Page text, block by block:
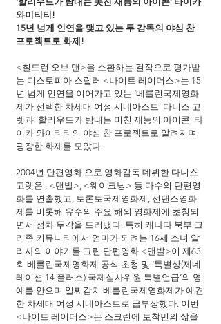
와이티티!
15년 넘게 인연을 맺고 있는 두 감독의 야심 찬
프로젝트로 화제!
<칠드런 오브 맨>을 소환하는 걸작으로 평가받
는 디스토피아 스릴러 <나이트 레이더스>는 15
년 넘게 인연을 이어가고 있는 ‘베를린국제영화
제가 선택한 차세대 여성 시네아스트’ 다니스 고
렛과 ‘할리우드가 탐내는 미친 재능의 아이콘’ 타
이카 와이티티의 야심 찬 프로젝트로 알려지며
굉장한 화제를 모았다.
2004년 단편영화 으로 영화감독 데뷔한 다니스
고렛은 , <맨발>, <웨이크닝> 등 다수의 단편영
화를 연출했고, 토론토국제영화제, 선댄스영화
제를 비롯해 유수의 주요 해외 영화제에 초청되
면서 점차 두각을 드러냈다. 특히 캐나다 북부 크
리족 커뮤니티에서 엄마가 되려는 16세 소녀 알
리사의 이야기를 그린 단편영화 <맨발>이 제63
회 베를린국제영화제 공식 초청 및 ‘특별상(제네
레이션 14 플러스) 국제심사위원 특별언급’의 영
예를 안으며 일찌감치 베를린국제영화제가 예견
한 차세대 여성 시네아스트로 급부상했다. 이번
<나이트 레이더스>는 스크린에 토착민의 삶을